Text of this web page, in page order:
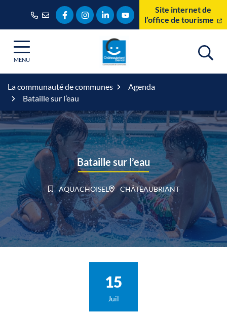
contenu
Lien vers le compte Facebook
Lien vers le compte Instagram
Lien vers le compte Linkedin
Lien vers la chaîne Youtube
Site internet de
l’office de tourisme
MENU
La communauté de communes
Agenda
Bataille sur l’eau
Bataille sur l’eau
AQUACHOISEL CHÂTEAUBRIANT
Le
15
Juil